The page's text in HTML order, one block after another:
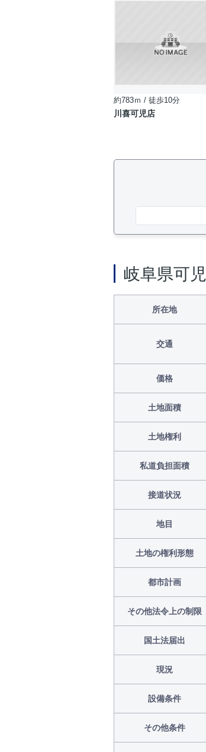
約783ｍ / 徒歩10分
川喜可児店
岐阜県可
所在地
交通
価格
土地面積
土地権利
私道負担面積
接道状況
地目
土地の権利形態
都市計画
その他法令上の制限
国土法届出
現況
設備条件
その他条件